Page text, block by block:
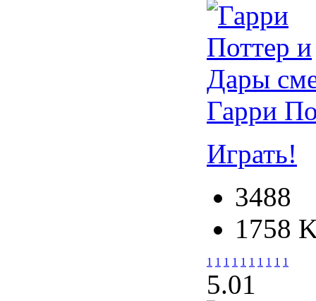
Гарри
Играть!
3488
1758
1 1 1 1 1 1 1 1 1 1
5.01